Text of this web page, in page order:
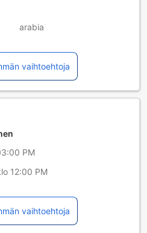
arabia
hindi
italia
ranska
saksa
tamili
ukraina
vaihtoehtoja
PM
12:00 PM
vaihtoehtoja